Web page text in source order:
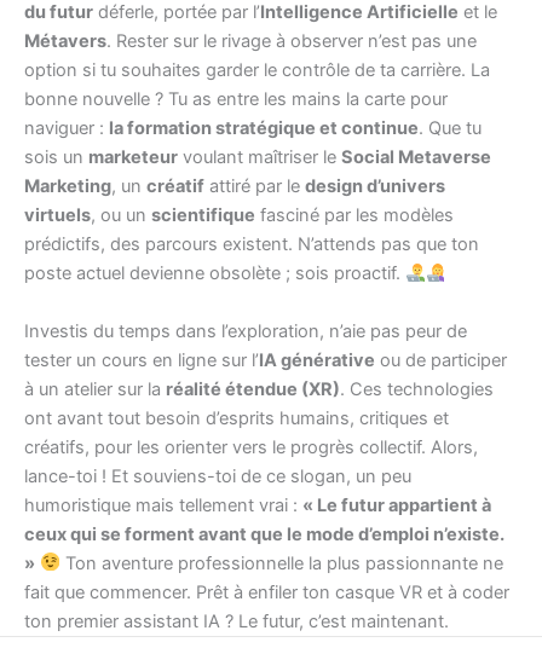
du futur déferle, portée par l’Intelligence Artificielle et le
Métavers. Rester sur le rivage à observer n’est pas une
option si tu souhaites garder le contrôle de ta carrière. La
bonne nouvelle ? Tu as entre les mains la carte pour
naviguer : la formation stratégique et continue. Que tu
sois un marketeur voulant maîtriser le Social Metaverse
Marketing, un créatif attiré par le design d’univers
virtuels, ou un scientifique fasciné par les modèles
prédictifs, des parcours existent. N’attends pas que ton
poste actuel devienne obsolète ; sois proactif.
Investis du temps dans l’exploration, n’aie pas peur de
tester un cours en ligne sur l’IA générative ou de participer
à un atelier sur la réalité étendue (XR). Ces technologies
ont avant tout besoin d’esprits humains, critiques et
créatifs, pour les orienter vers le progrès collectif. Alors,
lance-toi ! Et souviens-toi de ce slogan, un peu
humoristique mais tellement vrai : « Le futur appartient à
ceux qui se forment avant que le mode d’emploi n’existe.
»
Ton aventure professionnelle la plus passionnante ne
fait que commencer. Prêt à enfiler ton casque VR et à coder
ton premier assistant IA ? Le futur, c’est maintenant.